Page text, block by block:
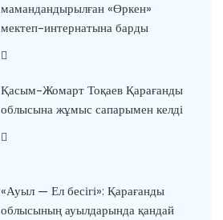
мамандандырылған «Өркен»
мектеп-интернатына барды
Қасым-Жомарт Тоқаев Қарағанды
облысына жұмыс сапарымен келді
«Ауыл — Ел бесігі»: Қарағанды
облысының ауылдарында қандай